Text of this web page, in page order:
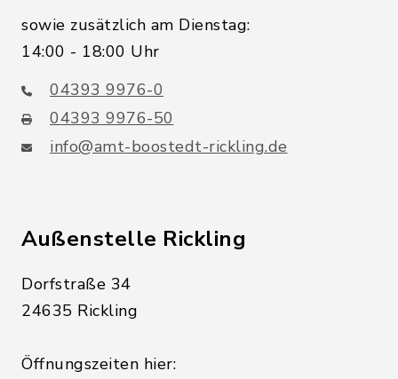
sowie zusätzlich am Dienstag:
14:00 - 18:00 Uhr
04393 9976-0
04393 9976-50
info@amt-boostedt-rickling.de
Außenstelle Rickling
Dorfstraße 34
24635 Rickling
Öffnungszeiten hier: